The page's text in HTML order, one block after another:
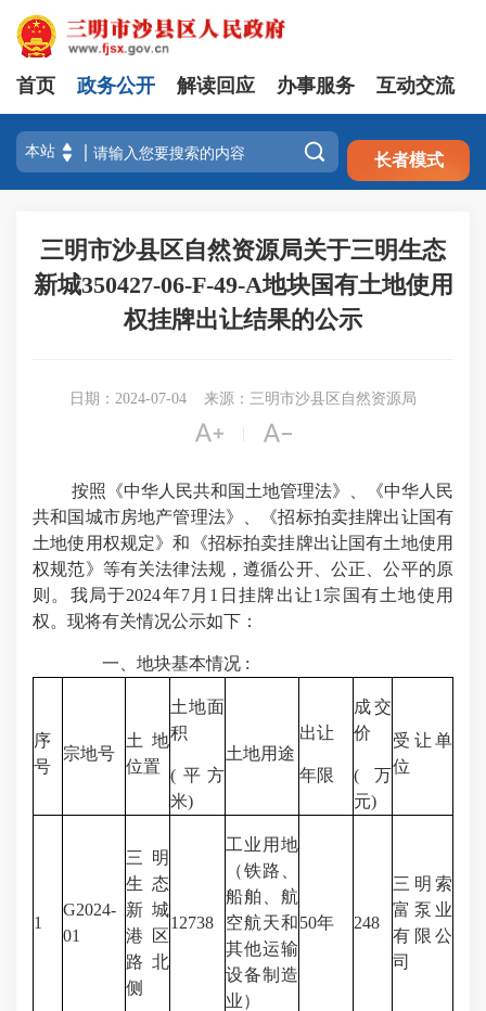
注册 登录
首页 政务公开 解读回应 办事服务 互动交流
 长者模式
三明市沙县区自然资源局关于三明生态
新城350427-06-F-49-A地块国有土地使用
权挂牌出让结果的公示
日期：2024-07-04 来源：三明市沙县区自然资源局
 
按照《中华人民共和国土地管理法》、《中华人民
共和国城市房地产管理法》、《招标拍卖挂牌出让国有
土地使用权规定》和《招标拍卖挂牌出让国有土地使用
权规范》等有关法律法规，遵循公开、公正、公平的原
则。我局于2024年7月1日挂牌出让1宗国有土地使用
权。现将有关情况公示如下：
一、地块基本情况 :
序
号
宗地号
土地
位置
土地面
积
(平方
米)
土地用途
出让
年限
成交
价
(万
元)
受让单
位
1
G2024-
01
三明
生态
新城
港区
路北
侧
12738
工业用地
（铁路、
船舶、航
空航天和
其他运输
设备制造
业）
50年 248
三明索
富泵业
有限公
司